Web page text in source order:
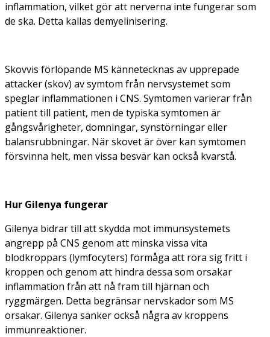
inflammation, vilket gör att nerverna inte fungerar som
de ska. Detta kallas demyelinisering.
Skovvis förlöpande MS kännetecknas av upprepade
attacker (skov) av symtom från nervsystemet som
speglar inflammationen i CNS. Symtomen varierar från
patient till patient, men de typiska symtomen är
gångsvårigheter, domningar, synstörningar eller
balansrubbningar. När skovet är över kan symtomen
försvinna helt, men vissa besvär kan också kvarstå.
Hur Gilenya fungerar
Gilenya bidrar till att skydda mot immunsystemets
angrepp på CNS genom att minska vissa vita
blodkroppars (lymfocyters) förmåga att röra sig fritt i
kroppen och genom att hindra dessa som orsakar
inflammation från att nå fram till hjärnan och
ryggmärgen. Detta begränsar nervskador som MS
orsakar. Gilenya sänker också några av kroppens
immunreaktioner.